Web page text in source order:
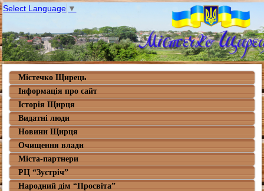
Select Language ▼
Містечко Щирець
Інформація про сайт
Історія Щирця
Видатні люди
Новини Щирця
Очищення влади
Міста-партнери
РЦ “Зустріч”
Народний дім “Просвіта”